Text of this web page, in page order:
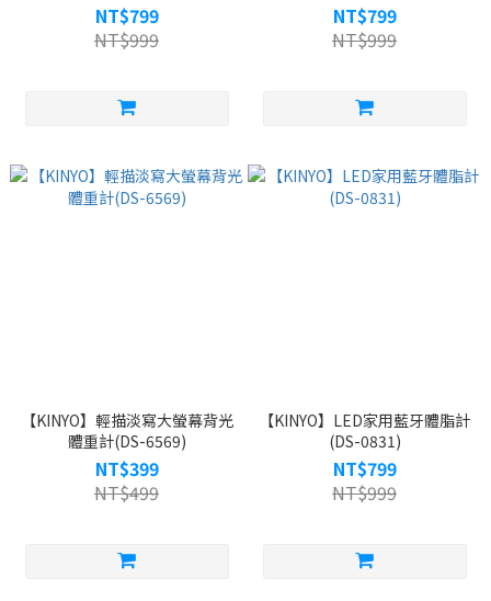
NT$799
NT$999
NT$799
NT$999
【KINYO】輕描淡寫大螢幕背光
體重計(DS-6569)
NT$399
NT$499
【KINYO】LED家用藍牙體脂計
(DS-0831)
NT$799
NT$999